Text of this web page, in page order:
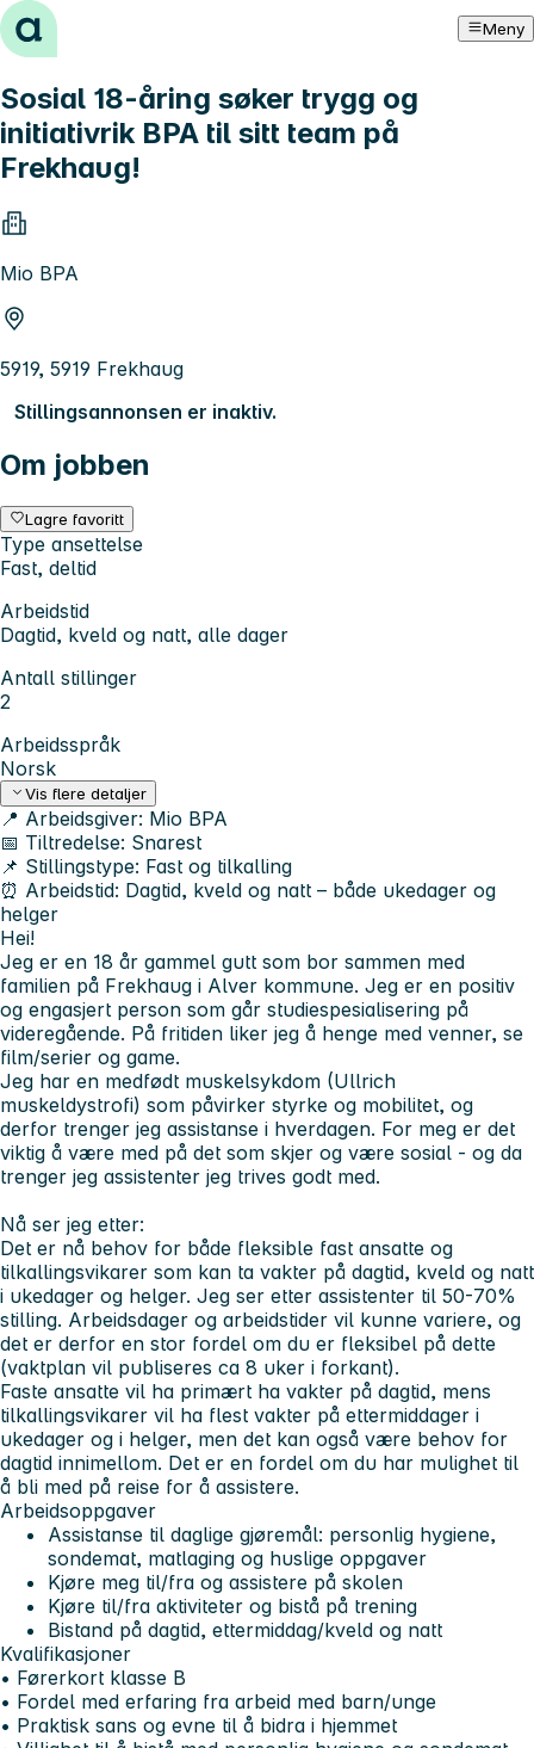
Hopp til innhold Meny
Sosial 18-åring søker trygg og
initiativrik BPA til sitt team på
Frekhaug!
Mio BPA
5919, 5919 Frekhaug
Stillingsannonsen er inaktiv.
Om jobben
Lagre favoritt
Type ansettelse
Fast, deltid
Arbeidstid
Dagtid, kveld og natt, alle dager
Antall stillinger
2
Arbeidsspråk
Norsk
Vis flere detaljer
📍 Arbeidsgiver: Mio BPA
📅 Tiltredelse: Snarest
📌 Stillingstype: Fast og tilkalling
⏰ Arbeidstid: Dagtid, kveld og natt – både ukedager og
helger
Hei!
Jeg er en 18 år gammel gutt som bor sammen med
familien på Frekhaug i Alver kommune. Jeg er en positiv
og engasjert person som går studiespesialisering på
videregående. På fritiden liker jeg å henge med venner, se
film/serier og game.
Jeg har en medfødt muskelsykdom (Ullrich
muskeldystrofi) som påvirker styrke og mobilitet, og
derfor trenger jeg assistanse i hverdagen. For meg er det
viktig å være med på det som skjer og være sosial - og da
trenger jeg assistenter jeg trives godt med.
Nå ser jeg etter:
Det er nå behov for både fleksible fast ansatte og
tilkallingsvikarer som kan ta vakter på dagtid, kveld og natt
i ukedager og helger. Jeg ser etter assistenter til 50-70%
stilling. Arbeidsdager og arbeidstider vil kunne variere, og
det er derfor en stor fordel om du er fleksibel på dette
(vaktplan vil publiseres ca 8 uker i forkant).
Faste ansatte vil ha primært ha vakter på dagtid, mens
tilkallingsvikarer vil ha flest vakter på ettermiddager i
ukedager og i helger, men det kan også være behov for
dagtid innimellom. Det er en fordel om du har mulighet til
å bli med på reise for å assistere.
Arbeidsoppgaver
Assistanse til daglige gjøremål: personlig hygiene,
sondemat, matlaging og huslige oppgaver
Kjøre meg til/fra og assistere på skolen
Kjøre til/fra aktiviteter og bistå på trening
Bistand på dagtid, ettermiddag/kveld og natt
Kvalifikasjoner
• Førerkort klasse B
• Fordel med erfaring fra arbeid med barn/unge
• Praktisk sans og evne til å bidra i hjemmet